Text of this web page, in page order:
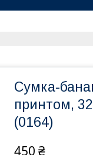
Сумка-
принтом,
(0164)
450 ₴